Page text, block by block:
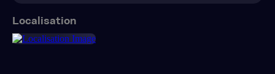
Localisation